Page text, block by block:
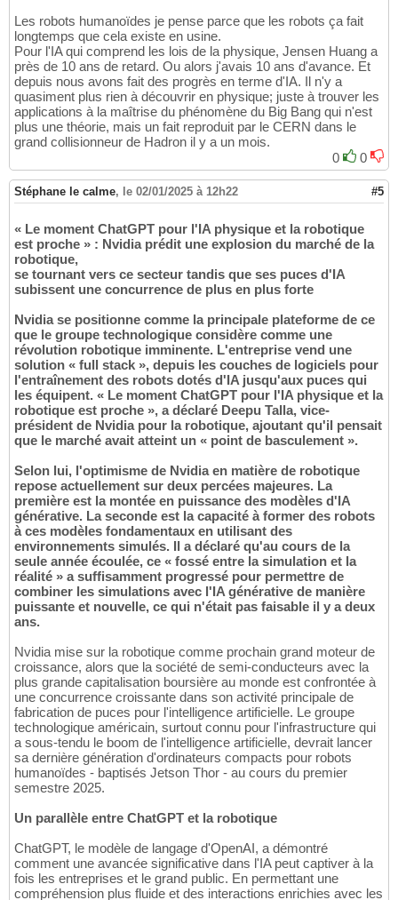
Les robots humanoïdes je pense parce que les robots ça fait
longtemps que cela existe en usine.
Pour l'IA qui comprend les lois de la physique, Jensen Huang a
près de 10 ans de retard. Ou alors j'avais 10 ans d'avance. Et
depuis nous avons fait des progrès en terme d'IA. Il n'y a
quasiment plus rien à découvrir en physique; juste à trouver les
applications à la maîtrise du phénomène du Big Bang qui n'est
plus une théorie, mais un fait reproduit par le CERN dans le
grand collisionneur de Hadron il y a un mois.
0
0
Stéphane le calme, le 02/01/2025 à 12h22 #5
« Le moment ChatGPT pour l'IA physique et la robotique
est proche » : Nvidia prédit une explosion du marché de la
robotique,
se tournant vers ce secteur tandis que ses puces d'IA
subissent une concurrence de plus en plus forte
Nvidia se positionne comme la principale plateforme de ce
que le groupe technologique considère comme une
révolution robotique imminente. L'entreprise vend une
solution « full stack », depuis les couches de logiciels pour
l'entraînement des robots dotés d'IA jusqu'aux puces qui
les équipent. « Le moment ChatGPT pour l'IA physique et la
robotique est proche », a déclaré Deepu Talla, vice-
président de Nvidia pour la robotique, ajoutant qu'il pensait
que le marché avait atteint un « point de basculement ».
Selon lui, l'optimisme de Nvidia en matière de robotique
repose actuellement sur deux percées majeures. La
première est la montée en puissance des modèles d'IA
générative. La seconde est la capacité à former des robots
à ces modèles fondamentaux en utilisant des
environnements simulés. Il a déclaré qu'au cours de la
seule année écoulée, ce « fossé entre la simulation et la
réalité » a suffisamment progressé pour permettre de
combiner les simulations avec l'IA générative de manière
puissante et nouvelle, ce qui n'était pas faisable il y a deux
ans.
Nvidia mise sur la robotique comme prochain grand moteur de
croissance, alors que la société de semi-conducteurs avec la
plus grande capitalisation boursière au monde est confrontée à
une concurrence croissante dans son activité principale de
fabrication de puces pour l'intelligence artificielle. Le groupe
technologique américain, surtout connu pour l'infrastructure qui
a sous-tendu le boom de l'intelligence artificielle, devrait lancer
sa dernière génération d'ordinateurs compacts pour robots
humanoïdes - baptisés Jetson Thor - au cours du premier
semestre 2025.
Un parallèle entre ChatGPT et la robotique
ChatGPT, le modèle de langage d'OpenAI, a démontré
comment une avancée significative dans l'IA peut captiver à la
fois les entreprises et le grand public. En permettant une
compréhension plus fluide et des interactions enrichies avec les